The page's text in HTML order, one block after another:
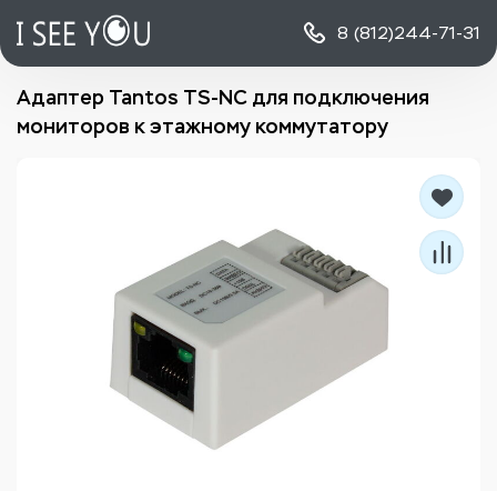
8 (812)244-71-31
Адаптер Tantos TS-NC для подключения
мониторов к этажному коммутатору